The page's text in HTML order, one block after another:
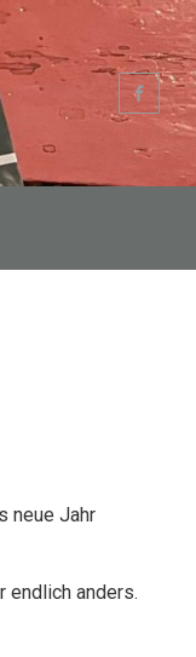
neue Jahr
endlich anders.